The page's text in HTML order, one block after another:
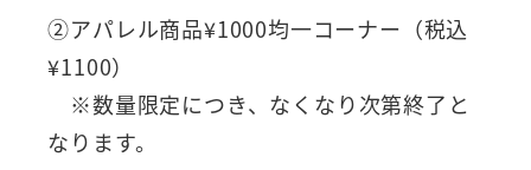
②アパレル商品¥1000均一コーナー（税込
¥1100）
※数量限定につき、なくなり次第終了と
なります。